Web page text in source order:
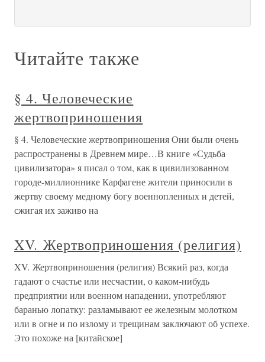
Читайте также
§ 4. Человеческие
жертвоприношения
§ 4. Человеческие жертвоприношения Они были очень
распространены в Древнем мире…В книге «Судьба
цивилизатора» я писал о том, как в цивилизованном
городе-миллионнике Карфагене жители приносили в
жертву своему медному богу военнопленных и детей,
сжигая их заживо на
XV. Жертвоприношения (религия)
XV. Жертвоприношения (религия) Всякий раз, когда
гадают о счастье или несчастии, о каком-нибудь
предприятии или военном нападении, употребляют
баранью лопатку: разламывают ее железным молотком
или в огне и по излому и трещинам заключают об успехе.
Это похоже на [китайское]